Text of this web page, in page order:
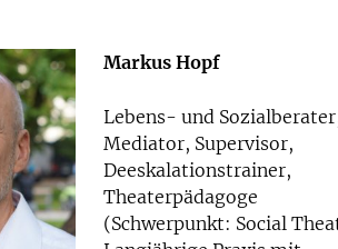
Markus Hopf
Lebens- und
Mediator, Supervisor,
Deeskalationstrainer,
Theaterpädagoge
(Schwerpunkt: Social